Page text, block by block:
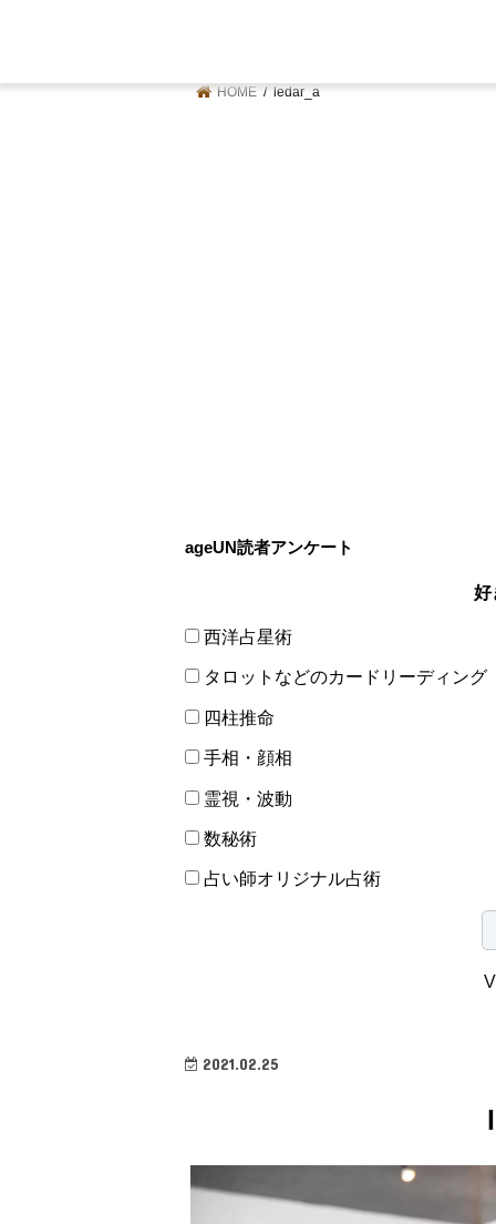
HOME ledar_a
ageUN読者アンケート
好
西洋占星術
タロットなどのカードリーディング
四柱推命
手相・顔相
霊視・波動
数秘術
占い師オリジナル占術
2021.02.25